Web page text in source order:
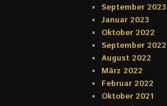
September 2023
Januar 2023
Oktober 2022
September 2022
August 2022
März 2022
Februar 2022
Oktober 2021